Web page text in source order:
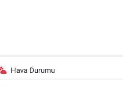
Hava Durumu